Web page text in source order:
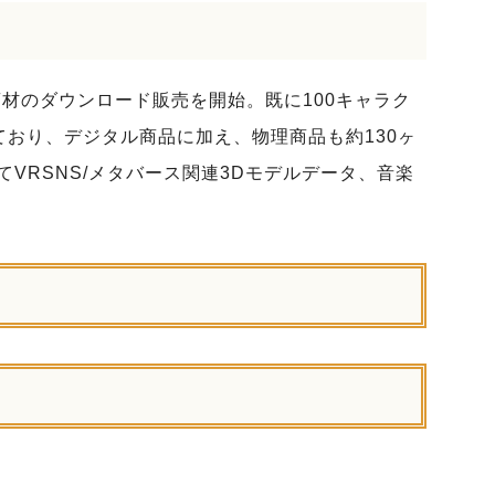
のダウンロード販売を開始。既に100キャラク
り、デジタル商品に加え、物理商品も約130ヶ
VRSNS/メタバース関連3Dモデルデータ、音楽